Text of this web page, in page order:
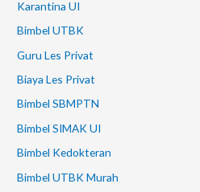
Karantina UI
Bimbel UTBK
Guru Les Privat
Biaya Les Privat
Bimbel SBMPTN
Bimbel SIMAK UI
Bimbel Kedokteran
Bimbel UTBK Murah